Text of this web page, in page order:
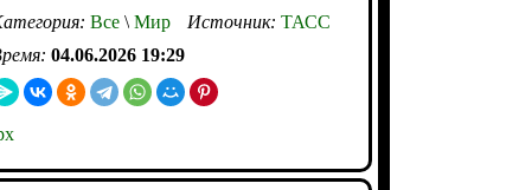
Все \ Мир Источник: ТАСС
04.06.2026 19:29